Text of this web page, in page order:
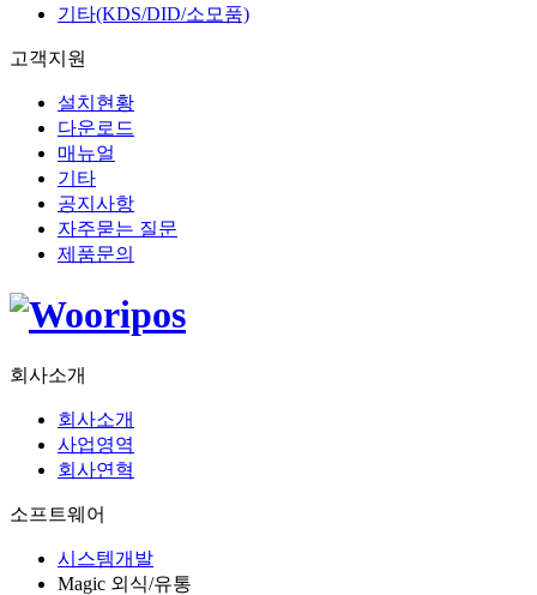
기타(KDS/DID/소모품)
고객지원
설치현황
다운로드
매뉴얼
기타
공지사항
자주묻는 질문
제품문의
회사소개
회사소개
사업영역
회사연혁
소프트웨어
시스템개발
Magic 외식/유통